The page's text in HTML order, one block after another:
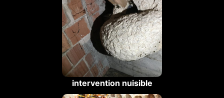
intervention nuisible